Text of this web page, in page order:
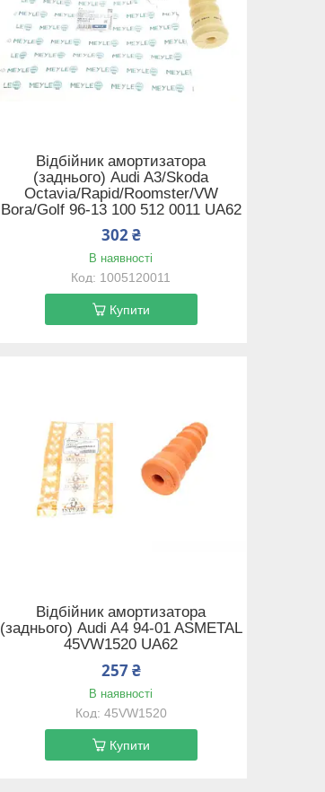
Відбійник амортизатора
(заднього) Audi A3/Skoda
Octavia/Rapid/Roomster/VW
Bora/Golf 96-13 100 512 0011 UA62
302 ₴
В наявності
1005120011
Купити
Відбійник амортизатора
(заднього) Audi A4 94-01 ASMETAL
45VW1520 UA62
257 ₴
В наявності
45VW1520
Купити